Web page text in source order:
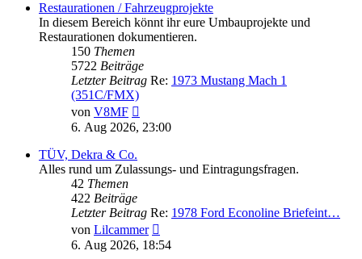
Restaurationen / Fahrzeugprojekte
In diesem Bereich könnt ihr eure Umbauprojekte und
Restaurationen dokumentieren.
150 Themen
5722 Beiträge
Letzter Beitrag Re: 1973 Mustang Mach 1
(351C/FMX)
von V8MF
Beitrag
6. Aug 2026, 23:00
TÜV, Dekra & Co.
Alles rund um Zulassungs- und Eintragungsfragen.
42 Themen
422 Beiträge
Letzter Beitrag Re: 1978 Ford Econoline Briefeint…
von Lilcammer
Beitrag
6. Aug 2026, 18:54